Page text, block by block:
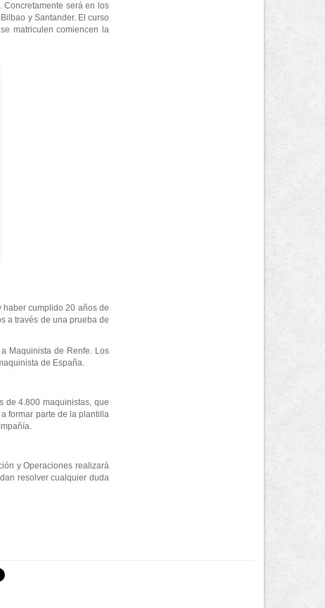
Concretamente será en los
y Santander. El curso
matriculen comiencen la
haber cumplido 20 años de
a través de una prueba de
Maquinista de Renfe. Los
de España.
de 4.800 maquinistas, que
formar parte de la plantilla
y Operaciones realizará
resolver cualquier duda